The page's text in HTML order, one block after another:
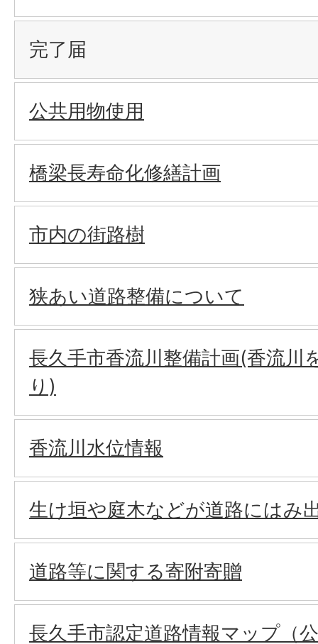
完了届
公共用物使用
橋梁長寿命化修繕計画
市内の街路樹
狭あい道路整備について
長久手市香流川整備計画(香流川
り)
香流川水位情報
生け垣や庭木などが道路にはみ
道路等に関する寄附寄贈
長久手市認定道路情報マップ（